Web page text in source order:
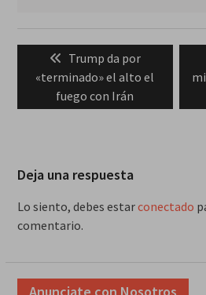
entradas
Previous
post:
Trump da por
«terminado» el alto el
fuego con Irán
Deja una respuesta
Lo siento, debes estarconectado
comentario.